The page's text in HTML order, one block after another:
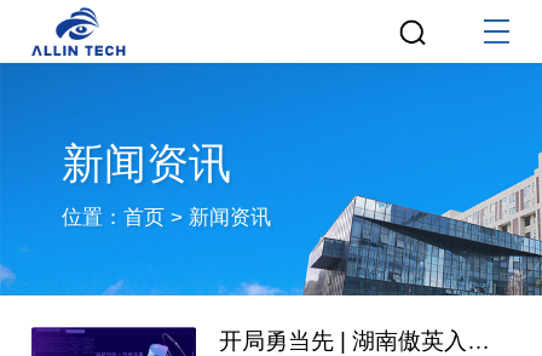
新闻资讯
位置：首页 > 新闻资讯
开局勇当先 | 湖南傲英入选“2022年湖南高新..